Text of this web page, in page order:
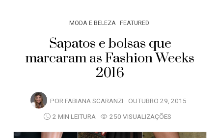
MODA E BELEZA FEATURED
Sapatos e bolsas que
marcaram as Fashion Weeks
2016
POR FABIANA SCARANZI OUTUBRO 29, 2015
2 MIN LEITURA
250 VISUALIZAÇÕES